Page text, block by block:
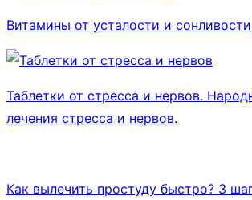
Витамины от усталости и сонливости
Таблетки от стресса и нервов.
лечения стресса и нервов.
Как вылечить простуду быстро? 3